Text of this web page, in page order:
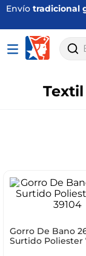
Envío tradicional
Gorro De Bano
Surtido Poliester